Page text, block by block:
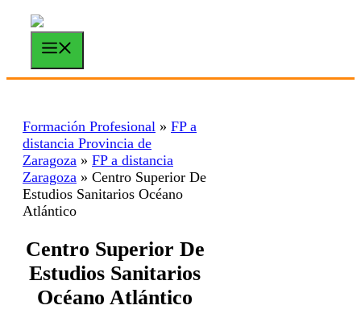
Saltar
contenido
Formación Profesional » FP a
distancia Provincia de
Zaragoza » FP a distancia
Zaragoza » Centro Superior De
Estudios Sanitarios Océano
Atlántico
Centro Superior De
Estudios Sanitarios
Océano Atlántico